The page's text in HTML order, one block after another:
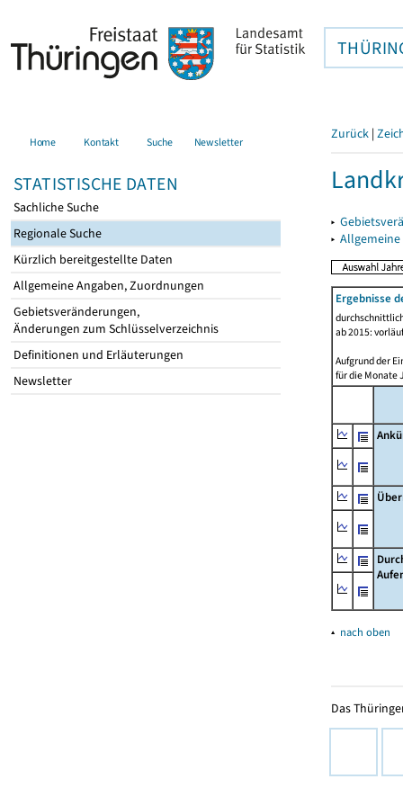
Home Kontakt Suche Newsletter
STATISTISCHE DATEN
Sachliche Suche
Regionale Suche
Kürzlich bereitgestellte Daten
Allgemeine Angaben, Zuordnungen
Gebietsveränderungen,
Änderungen zum Schlüsselverzeichnis
Definitionen und Erläuterungen
Newsletter
Zurück |
▸
▸
Ergebnisse
ab 2015:
Aufgrund der
für die Monate
▴ nach oben
Das